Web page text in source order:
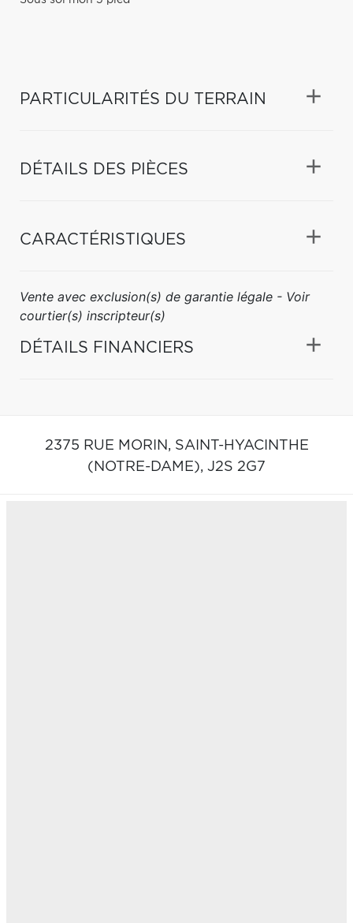
PARTICULARITÉS DU TERRAIN
DÉTAILS DES PIÈCES
CARACTÉRISTIQUES
Vente avec exclusion(s) de garantie légale - Voir
courtier(s) inscripteur(s)
DÉTAILS FINANCIERS
2375 RUE MORIN, SAINT-HYACINTHE
(NOTRE-DAME), J2S 2G7